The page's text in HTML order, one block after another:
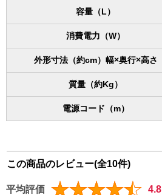
容量（L）
消費電力（W）
外形寸法（約cm）幅×奥行×高さ
質量（約Kg）
電源コード（m）
この商品のレビュー(全10件)
平均評価 4.8